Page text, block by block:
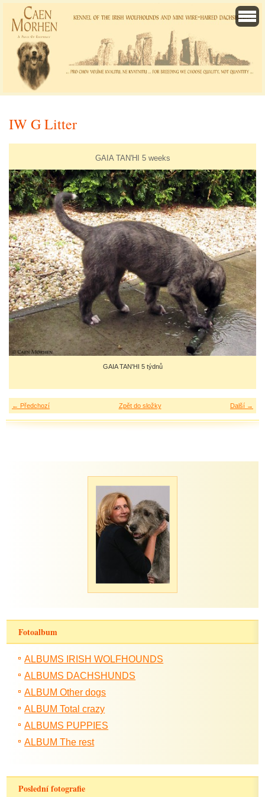
IW G Litter
GAIA TAN'HI 5 weeks
GAIA TAN'HI 5 týdnů
← Předchozí Další →
Zpět do složky
Fotoalbum
ALBUMS IRISH WOLFHOUNDS
ALBUMS DACHSHUNDS
ALBUM Other dogs
ALBUM Total crazy
ALBUMS PUPPIES
ALBUM The rest
Poslední fotografie